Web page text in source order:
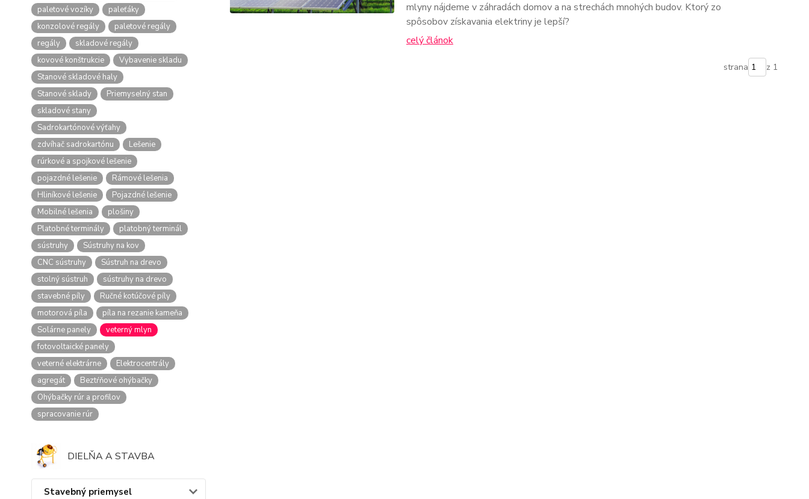
paletové vozíky
paleťáky
konzolové regály
paletové regály
regály
skladové regály
kovové konštrukcie
Vybavenie skladu
Stanové skladové haly
Stanové sklady
Priemyselný stan
skladové stany
Sadrokartónové výťahy
zdvíhač sadrokartónu
Lešenie
rúrkové a spojkové lešenie
pojazdné lešenie
Rámové lešenia
Hliníkové lešenie
Pojazdné lešenie
Mobilné lešenia
plošiny
Platobné terminály
platobný terminál
sústruhy
Sústruhy na kov
CNC sústruhy
Sústruh na drevo
stolný sústruh
sústruhy na drevo
stavebné píly
Ručné kotúčové píly
motorová píla
píla na rezanie kameňa
Solárne panely
veterný mlyn
fotovoltaické panely
veterné elektrárne
Elektrocentrály
agregát
Beztŕňové ohýbačky
Ohýbačky rúr a profilov
spracovanie rúr
DIELŇA A STAVBA
Stavebný priemysel
mlyny nájdeme v záhradách domov a na strechách mnohých budov. Ktorý zo
spôsobov získavania elektriny je lepší?
celý článok
strana z 1